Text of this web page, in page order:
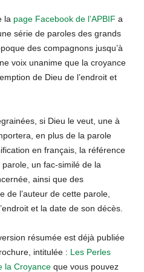
la page Facebook de l’APBIF a
série de paroles des grands
des compagnons jusqu’à
voix unanime que la croyance
de Dieu de l’endroit et
si Dieu le veut, une à
en plus de la parole
en français, la référence
un fac-similé de la
ainsi que des
de l’auteur de cette parole,
et la date de son décès.
résumée est déjà publiée
intitulée : Les Perles
la Croyance que vous pouvez